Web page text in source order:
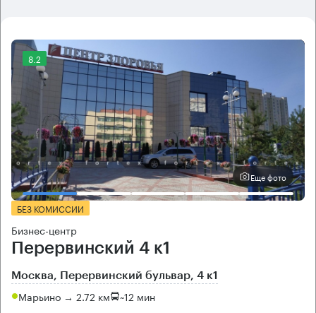
8.2
Еще фото
БЕЗ КОМИССИИ
Бизнес-центр
Перервинский 4 к1
Москва, Перервинский бульвар, 4 к1
Марьино → 2.72 км ~12 мин